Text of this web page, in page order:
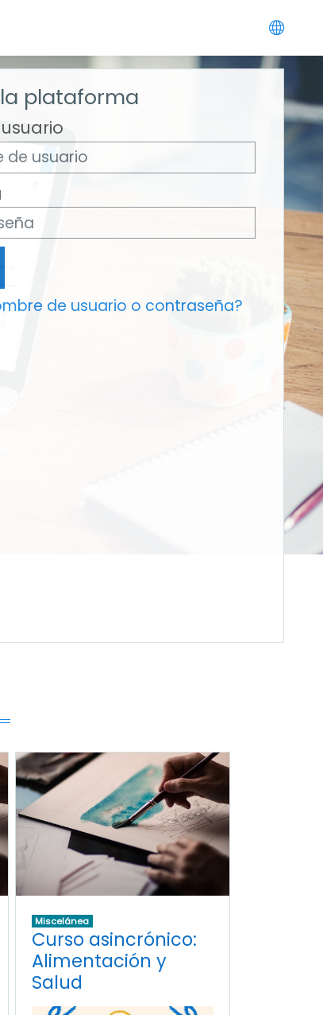
plataforma
de usuario o contraseña?
Miscelánea
Curso asincrónico:
Alimentación y
Salud